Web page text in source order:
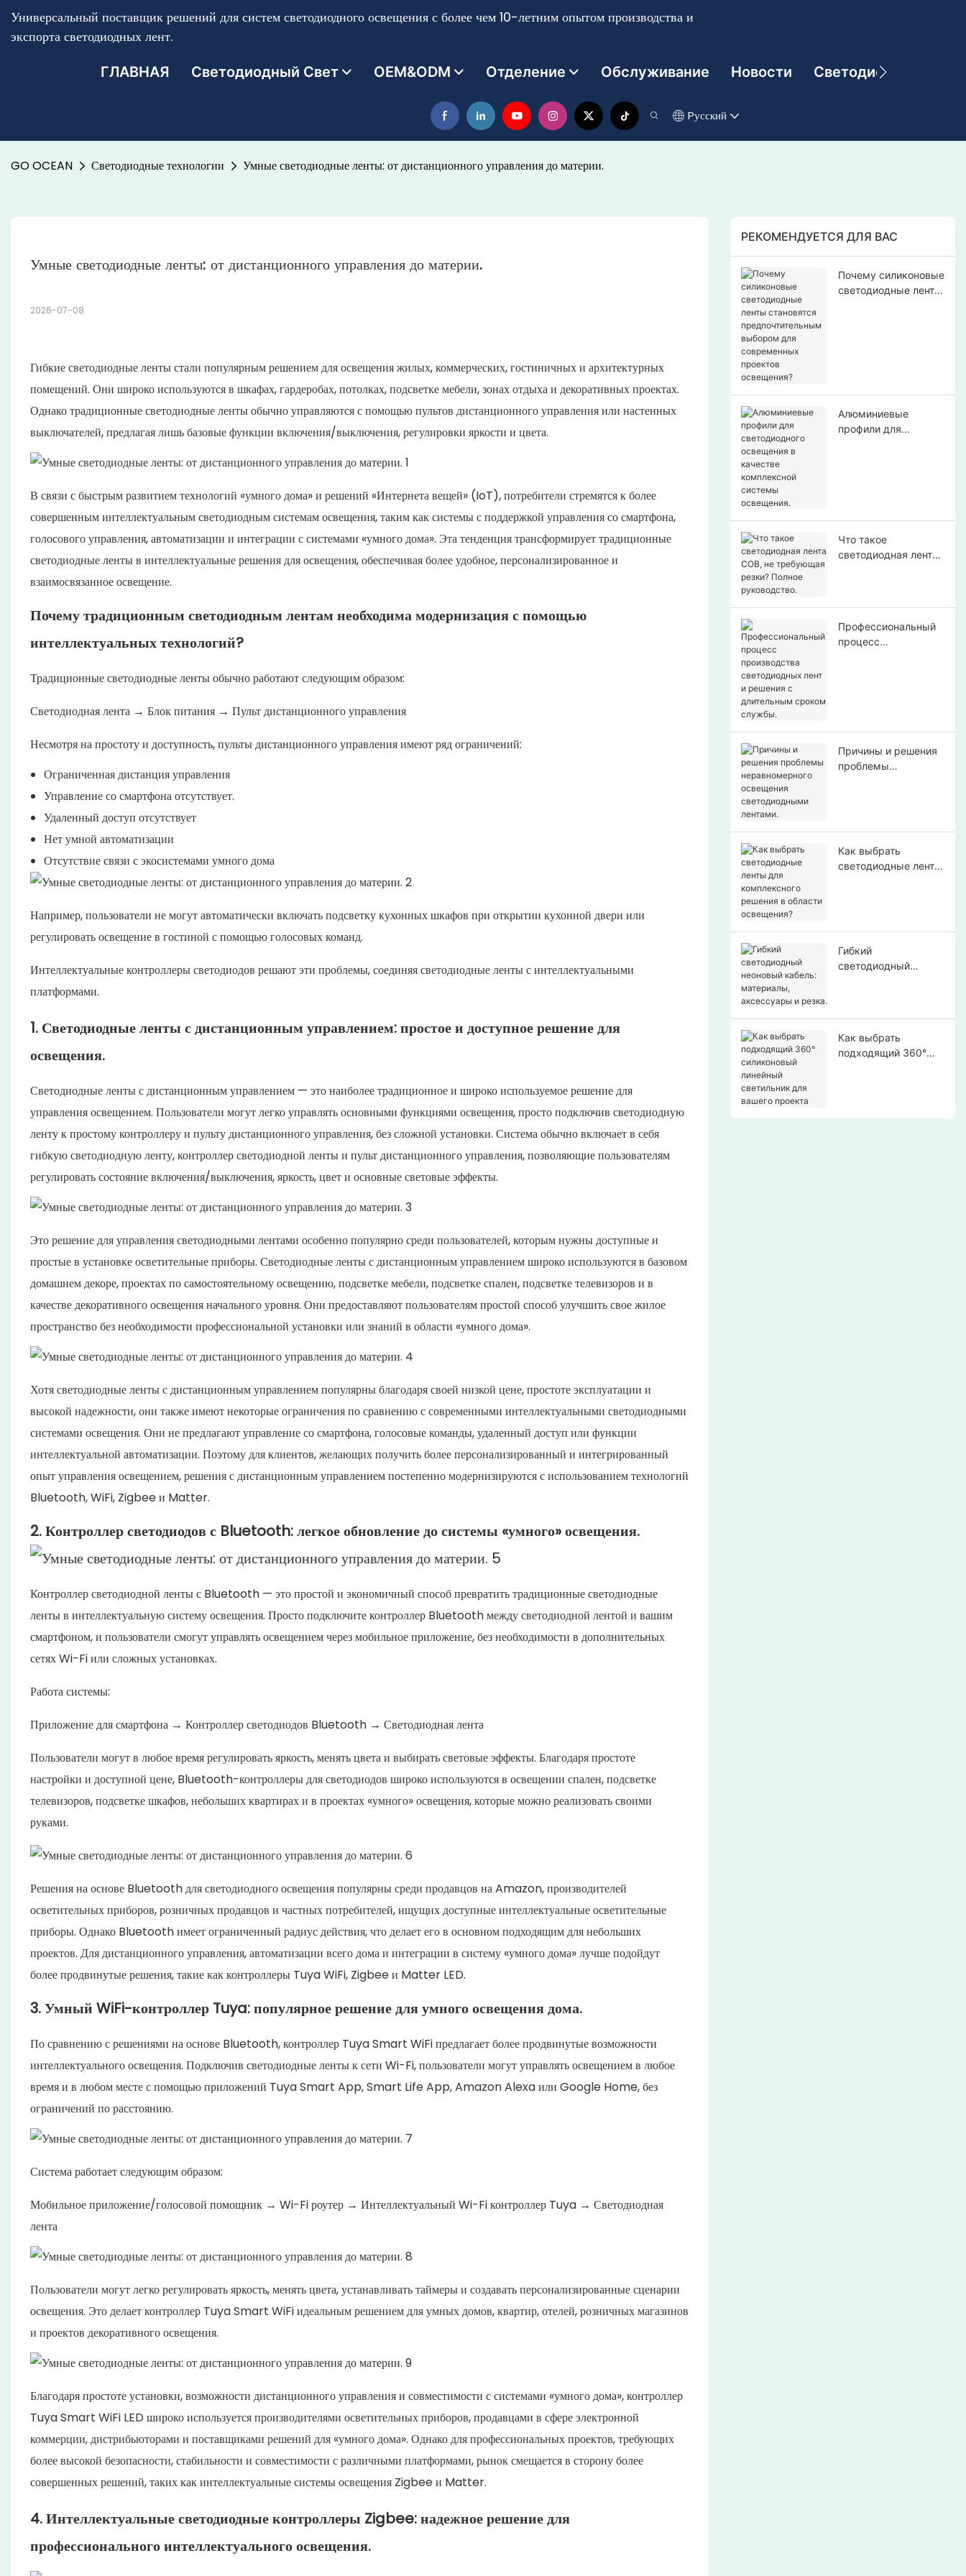
Универсальный поставщик решений для систем светодиодного освещения с более чем 10-летним опытом производства и
экспорта светодиодных лент.
ГЛАВНАЯ Светодиодный Свет OEM&ODM Отделение Обслуживание Новости Светодиодные
Pусский
GO OCEAN Светодиодные технологии Умные светодиодные ленты: от дистанционного управления до материи.
Умные светодиодные ленты: от дистанционного управления до материи.
2026-07-08
Гибкие светодиодные ленты стали популярным решением для освещения жилых, коммерческих, гостиничных и архитектурных
помещений. Они широко используются в шкафах, гардеробах, потолках, подсветке мебели, зонах отдыха и декоративных проектах.
Однако традиционные светодиодные ленты обычно управляются с помощью пультов дистанционного управления или настенных
выключателей, предлагая лишь базовые функции включения/выключения, регулировки яркости и цвета.
В связи с быстрым развитием технологий «умного дома» и решений «Интернета вещей» (IoT), потребители стремятся к более
совершенным интеллектуальным светодиодным системам освещения, таким как системы с поддержкой управления со смартфона,
голосового управления, автоматизации и интеграции с системами «умного дома». Эта тенденция трансформирует традиционные
светодиодные ленты в интеллектуальные решения для освещения, обеспечивая более удобное, персонализированное и
взаимосвязанное освещение.
Почему традиционным светодиодным лентам необходима модернизация с помощью
интеллектуальных технологий?
Традиционные светодиодные ленты обычно работают следующим образом:
Светодиодная лента → Блок питания → Пульт дистанционного управления
Несмотря на простоту и доступность, пульты дистанционного управления имеют ряд ограничений:
Ограниченная дистанция управления
Управление со смартфона отсутствует.
Удаленный доступ отсутствует
Нет умной автоматизации
Отсутствие связи с экосистемами умного дома
Например, пользователи не могут автоматически включать подсветку кухонных шкафов при открытии кухонной двери или
регулировать освещение в гостиной с помощью голосовых команд.
Интеллектуальные контроллеры светодиодов решают эти проблемы, соединяя светодиодные ленты с интеллектуальными
платформами.
1. Светодиодные ленты с дистанционным управлением: простое и доступное решение для
освещения.
Светодиодные ленты с дистанционным управлением — это наиболее традиционное и широко используемое решение для
управления освещением. Пользователи могут легко управлять основными функциями освещения, просто подключив светодиодную
ленту к простому контроллеру и пульту дистанционного управления, без сложной установки. Система обычно включает в себя
гибкую светодиодную ленту, контроллер светодиодной ленты и пульт дистанционного управления, позволяющие пользователям
регулировать состояние включения/выключения, яркость, цвет и основные световые эффекты.
Это решение для управления светодиодными лентами особенно популярно среди пользователей, которым нужны доступные и
простые в установке осветительные приборы. Светодиодные ленты с дистанционным управлением широко используются в базовом
домашнем декоре, проектах по самостоятельному освещению, подсветке мебели, подсветке спален, подсветке телевизоров и в
качестве декоративного освещения начального уровня. Они предоставляют пользователям простой способ улучшить свое жилое
пространство без необходимости профессиональной установки или знаний в области «умного дома».
Хотя светодиодные ленты с дистанционным управлением популярны благодаря своей низкой цене, простоте эксплуатации и
высокой надежности, они также имеют некоторые ограничения по сравнению с современными интеллектуальными светодиодными
системами освещения. Они не предлагают управление со смартфона, голосовые команды, удаленный доступ или функции
интеллектуальной автоматизации. Поэтому для клиентов, желающих получить более персонализированный и интегрированный
опыт управления освещением, решения с дистанционным управлением постепенно модернизируются с использованием технологий
Bluetooth, WiFi, Zigbee и Matter.
2. Контроллер светодиодов с Bluetooth: легкое обновление до системы «умного» освещения.
Контроллер светодиодной ленты с Bluetooth — это простой и экономичный способ превратить традиционные светодиодные
ленты в интеллектуальную систему освещения. Просто подключите контроллер Bluetooth между светодиодной лентой и вашим
смартфоном, и пользователи смогут управлять освещением через мобильное приложение, без необходимости в дополнительных
сетях Wi-Fi или сложных установках.
Работа системы:
Приложение для смартфона → Контроллер светодиодов Bluetooth → Светодиодная лента
Пользователи могут в любое время регулировать яркость, менять цвета и выбирать световые эффекты. Благодаря простоте
настройки и доступной цене, Bluetooth-контроллеры для светодиодов широко используются в освещении спален, подсветке
телевизоров, подсветке шкафов, небольших квартирах и в проектах «умного» освещения, которые можно реализовать своими
руками.
Решения на основе Bluetooth для светодиодного освещения популярны среди продавцов на Amazon, производителей
осветительных приборов, розничных продавцов и частных потребителей, ищущих доступные интеллектуальные осветительные
приборы. Однако Bluetooth имеет ограниченный радиус действия, что делает его в основном подходящим для небольших
проектов. Для дистанционного управления, автоматизации всего дома и интеграции в систему «умного дома» лучше подойдут
более продвинутые решения, такие как контроллеры Tuya WiFi, Zigbee и Matter LED.
3. Умный WiFi-контроллер Tuya: популярное решение для умного освещения дома.
По сравнению с решениями на основе Bluetooth, контроллер Tuya Smart WiFi предлагает более продвинутые возможности
интеллектуального освещения. Подключив светодиодные ленты к сети Wi-Fi, пользователи могут управлять освещением в любое
время и в любом месте с помощью приложений Tuya Smart App, Smart Life App, Amazon Alexa или Google Home, без
ограничений по расстоянию.
Система работает следующим образом:
Мобильное приложение/голосовой помощник → Wi-Fi роутер → Интеллектуальный Wi-Fi контроллер Tuya → Светодиодная
лента
Пользователи могут легко регулировать яркость, менять цвета, устанавливать таймеры и создавать персонализированные сценарии
освещения. Это делает контроллер Tuya Smart WiFi идеальным решением для умных домов, квартир, отелей, розничных магазинов
и проектов декоративного освещения.
Благодаря простоте установки, возможности дистанционного управления и совместимости с системами «умного дома», контроллер
Tuya Smart WiFi LED широко используется производителями осветительных приборов, продавцами в сфере электронной
коммерции, дистрибьюторами и поставщиками решений для «умного дома». Однако для профессиональных проектов, требующих
более высокой безопасности, стабильности и совместимости с различными платформами, рынок смещается в сторону более
совершенных решений, таких как интеллектуальные системы освещения Zigbee и Matter.
4. Интеллектуальные светодиодные контроллеры Zigbee: надежное решение для
профессионального интеллектуального освещения.
РЕКОМЕНДУЕТСЯ ДЛЯ ВАС
Почему силиконовые
светодиодные ленты
Алюминиевые
профили для
Что такое
светодиодная лента
Профессиональный
процесс
Причины и решения
проблемы
Как выбрать
светодиодные ленты
Гибкий
светодиодный
Как выбрать
подходящий 360°